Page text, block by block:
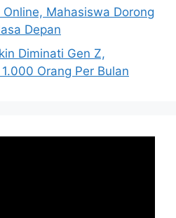
Mahasiswa Dorong
Depan
Diminati Gen Z,
Orang Per Bulan